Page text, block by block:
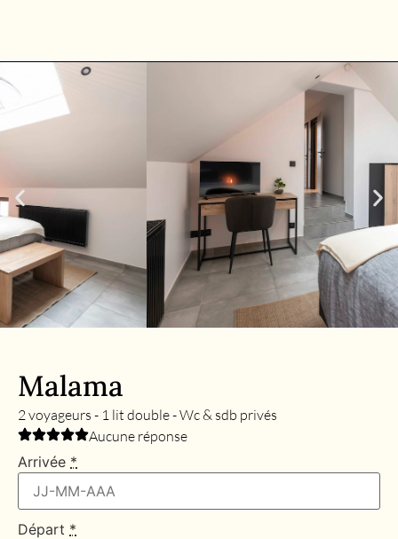
Malama
2 voyageurs - 1 lit double - Wc & sdb privés
Aucune réponse
Arrivée *
Départ *